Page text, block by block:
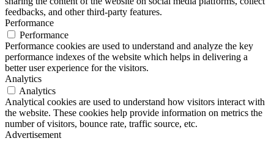
feedbacks, and other third-party features.
Performance
Performance
Performance cookies are used to understand and analyze the key
performance indexes of the website which helps in delivering a
better user experience for the visitors.
Analytics
Analytics
Analytical cookies are used to understand how visitors interact with
the website. These cookies help provide information on metrics the
number of visitors, bounce rate, traffic source, etc.
Advertisement